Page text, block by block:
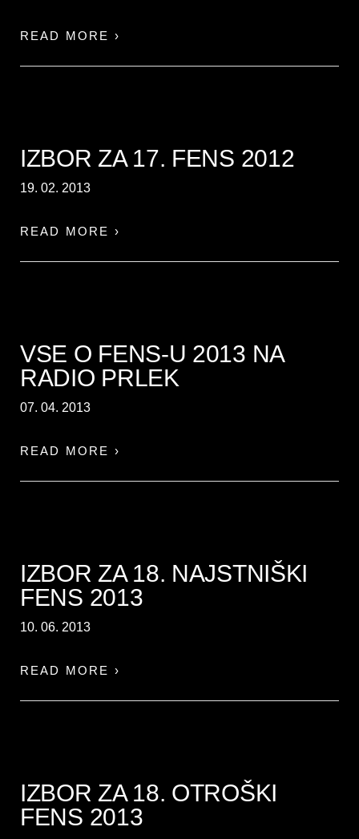
READ MORE ›
IZBOR ZA 17. FENS 2012
19. 02. 2013
READ MORE ›
VSE O FENS-U 2013 NA
RADIO PRLEK
07. 04. 2013
READ MORE ›
IZBOR ZA 18. NAJSTNIŠKI
FENS 2013
10. 06. 2013
READ MORE ›
IZBOR ZA 18. OTROŠKI
FENS 2013